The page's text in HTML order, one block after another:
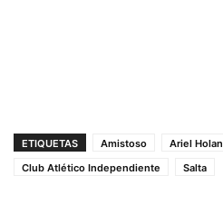
ETIQUETAS Amistoso Ariel Holan
Club Atlético Independiente
Salta